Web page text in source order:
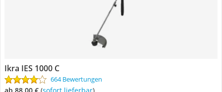
Ikra IES 1000 C
664 Bewertungen